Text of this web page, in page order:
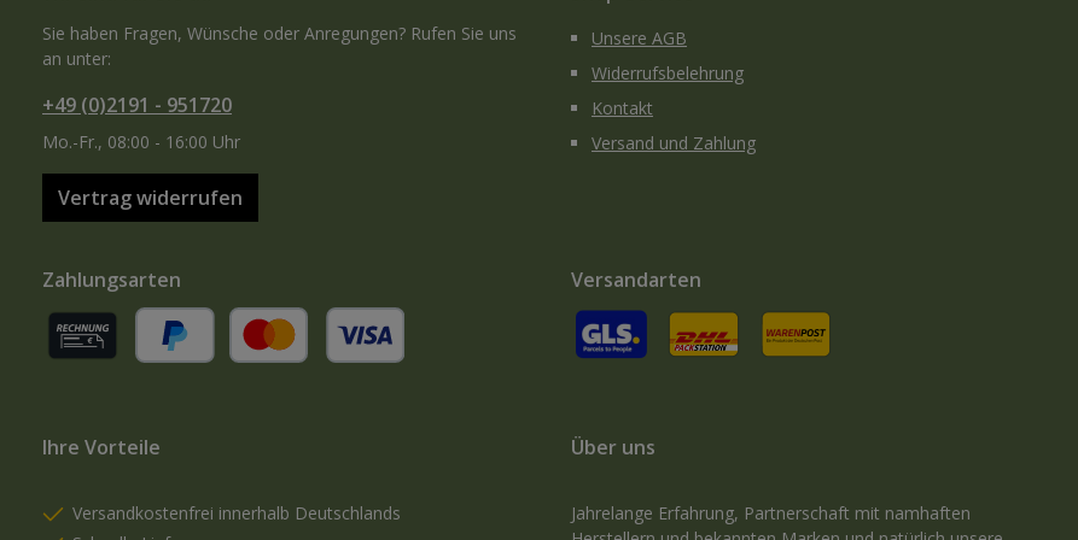
Sie haben Fragen, Wünsche oder Anregungen? Rufen Sie uns
an unter:
+49 (0)2191 - 951720
Mo.-Fr., 08:00 - 16:00 Uhr
Vertrag widerrufen
Unsere AGB
Widerrufsbelehrung
Kontakt
Versand und Zahlung
Zahlungsarten Versandarten
Ihre Vorteile
Versandkostenfrei innerhalb Deutschlands
Über uns
Jahrelange Erfahrung, Partnerschaft mit namhaften